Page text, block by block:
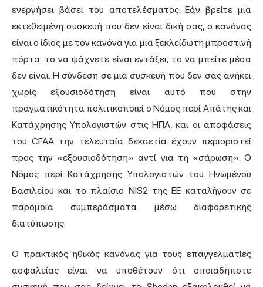
ενεργήσει βάσει του αποτελέσματος. Εάν βρείτε μια
εκτεθειμένη συσκευή που δεν είναι δική σας, ο κανόνας
είναι ο ίδιος με τον κανόνα για μια ξεκλείδωτη μπροστινή
πόρτα: το να ψάχνετε είναι εντάξει, το να μπείτε μέσα
δεν είναι. Η σύνδεση σε μια συσκευή που δεν σας ανήκει
χωρίς εξουσιοδότηση είναι αυτό που στην
πραγματικότητα πολιτικοποιεί ο Νόμος περί Απάτης και
Κατάχρησης Υπολογιστών στις ΗΠΑ, και οι αποφάσεις
του CFAA την τελευταία δεκαετία έχουν περιοριστεί
προς την «εξουσιοδότηση» αντί για τη «σάρωση». Ο
Νόμος περί Κατάχρησης Υπολογιστών του Ηνωμένου
Βασιλείου και το πλαίσιο NIS2 της ΕΕ καταλήγουν σε
παρόμοια συμπεράσματα μέσω διαφορετικής
διατύπωσης.
Ο πρακτικός ηθικός κανόνας για τους επαγγελματίες
ασφαλείας είναι να υποθέτουν ότι οποιαδήποτε